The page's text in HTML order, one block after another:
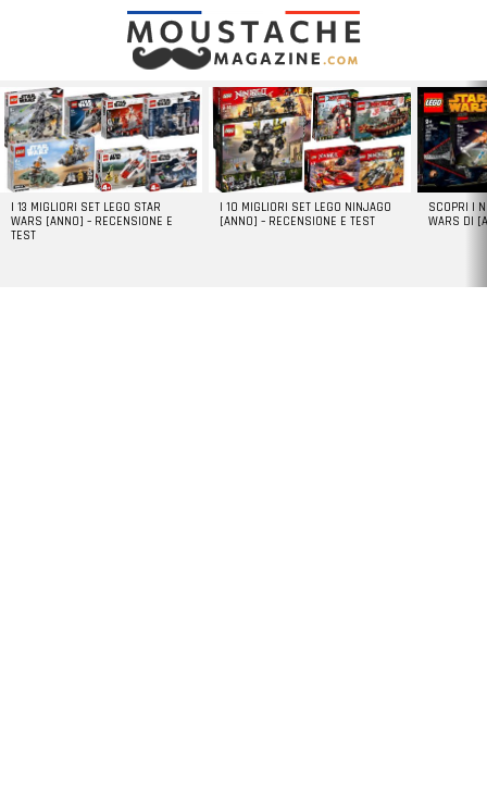
LATEST
STORIES
I 13 MIGLIORI SET LEGO STAR
WARS [ANNO] – RECENSIONE E
TEST
I 10 MIGLIORI SET LEGO NINJAGO
[ANNO] – RECENSIONE E TEST
SCOPRI I
WARS DI